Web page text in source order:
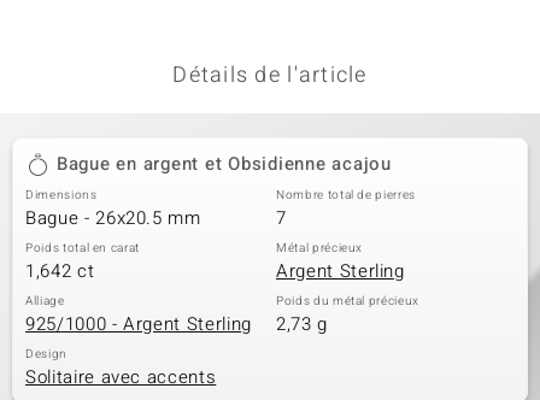
Détails de l'article
Bague en argent et Obsidienne acajou
Dimensions
Bague - 26x20.5 mm
Nombre total de pierres
7
Poids total en carat
1,642 ct
Métal précieux
Argent Sterling
Alliage
925/1000 - Argent Sterling
Poids du métal précieux
2,73 g
Design
Solitaire avec accents